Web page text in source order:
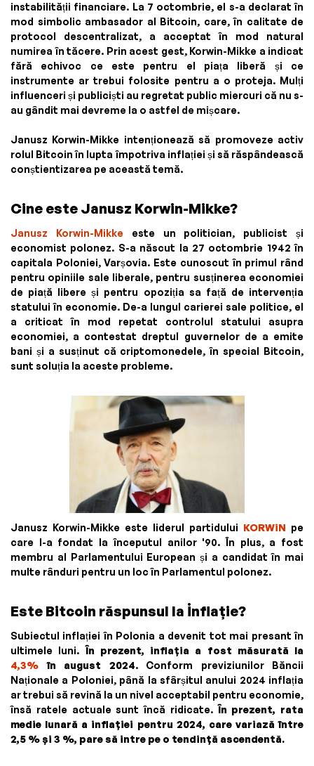
instabilității financiare. La 7 octombrie, el s-a declarat în
mod simbolic ambasador al Bitcoin, care, în calitate de
protocol descentralizat, a acceptat în mod natural
numirea în tăcere. Prin acest gest, Korwin-Mikke a indicat
fără echivoc ce este pentru el piața liberă și ce
instrumente ar trebui folosite pentru a o proteja. Mulți
influenceri și publiciști au regretat public miercuri că nu s-
au gândit mai devreme la o astfel de mișcare.
Janusz Korwin-Mikke intenționează să promoveze activ
rolul Bitcoin în lupta împotriva inflației și să răspândească
conștientizarea pe această temă.
Cine este Janusz Korwin-Mikke?
Janusz Korwin-Mikke este un politician, publicist și
economist polonez. S-a născut la 27 octombrie 1942 în
capitala Poloniei, Varșovia. Este cunoscut în primul rând
pentru opiniile sale liberale, pentru susținerea economiei
de piață libere și pentru opoziția sa față de intervenția
statului în economie. De-a lungul carierei sale politice, el
a criticat în mod repetat controlul statului asupra
economiei, a contestat dreptul guvernelor de a emite
bani și a susținut că criptomonedele, în special Bitcoin,
sunt soluția la aceste probleme.
Janusz Korwin-Mikke este liderul partidului KORWiN pe
care l-a fondat la începutul anilor '90. În plus, a fost
membru al Parlamentului European și a candidat în mai
multe rânduri pentru un loc în Parlamentul polonez.
Este Bitcoin răspunsul la İnflație?
Subiectul inflației în Polonia a devenit tot mai presant în
ultimele luni.În prezent, inflația a fost măsurată la
4,3% în august 2024. Conform previziunilor Băncii
Naționale a Poloniei, până la sfârșitul anului 2024 inflația
ar trebui să revină la un nivel acceptabil pentru economie,
însă ratele actuale sunt încă ridicate.În prezent, rata
medie lunară a inflației pentru 2024, care variază între
2,5 % și 3 %, pare să intre pe o tendință ascendentă.